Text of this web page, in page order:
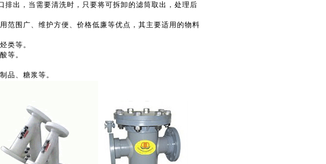
出，当需要清洗时，只要将可拆卸的滤筒取出，处理后
围广、维护方便、价格低廉等优点，其主要适用的物料
类等。
等。
、糖浆等。